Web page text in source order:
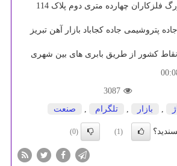
فلزکاران چهارده متری دوم پلاک 114
پتروشیمی جاده کجاباد بازار آهن تبریز
نقاط کشور از طریق بابری های بین شهری
3087
, بازار , تلگرام , صنعت
(1)
(0)